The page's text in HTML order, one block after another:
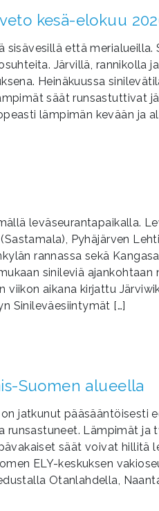
kesä-elokuu
että merialueilla.
Järvillä, rannikolla
Heinäkuussa
säät runsastuttivat
lämpimän kevään ja
leväseurantapaikalla.
Pyhäjärven
rannassa sekä
sinileviä ajankohtaan
aikana kirjattu
Sinileväesiintymät […]
Suomen alueella
jatkunut pääsääntöisesti
Lämpimät ja
säät voivat hillitä
ELY-keskuksen
Otanlahdella,